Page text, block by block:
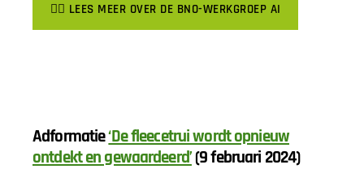
👉🏽 LEES MEER OVER DE BNO-WERKGROEP AI
Adformatie‘De fleecetrui wordt opnieuw
ontdekt en gewaardeerd’(9 februari 2024)